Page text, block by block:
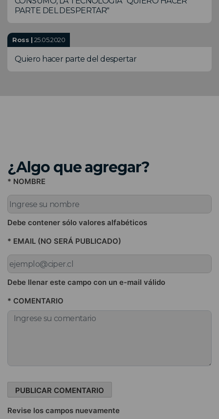
PARTE DEL DESPERTAR"
Ross | 25.05.2020
Quiero hacer parte del despertar
¿Algo que agregar?
* NOMBRE
Debe contener sólo valores alfabéticos
* EMAIL (NO SERÁ PUBLICADO)
Debe llenar este campo con un e-mail válido
* COMENTARIO
Revise los campos nuevamente